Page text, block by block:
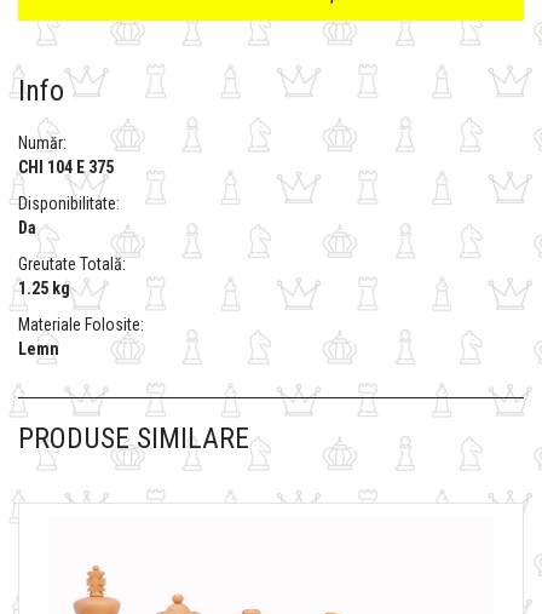
Info
Număr:
CHI 104 E 375
Disponibilitate:
Da
Greutate Totală:
1.25 kg
Materiale Folosite:
Lemn
PRODUSE SIMILARE